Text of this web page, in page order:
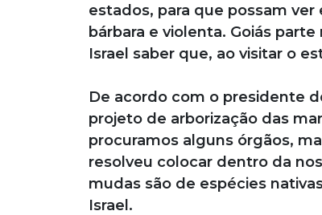
estados, para que possam
bárbara e violenta. Goiás
Israel saber que, ao visitar o
De acordo com o presidente
projeto de arborização das
procuramos alguns órgãos,
resolveu colocar dentro da
mudas são de espécies
Israel.